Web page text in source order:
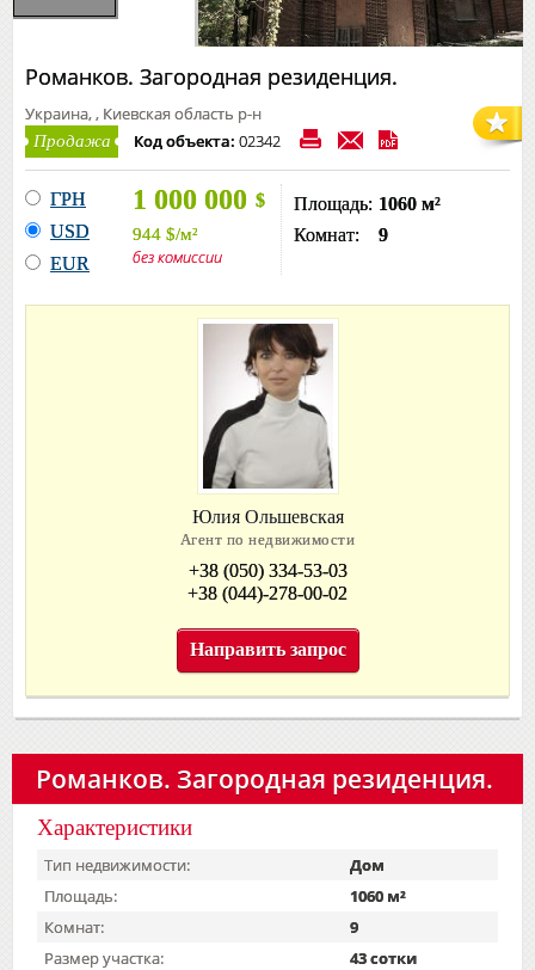
Романков. Загородная резиденция.
Украина, , Киевская область р-н
Продажа Код объекта: 02342
ГРН
USD
EUR
1 000 000 $
944 $/м²
без комиссии
Площадь: 1060 м²
Комнат:
9
Юлия Ольшевская
Агент по недвижимости
+38 (050) 334-53-03
+38 (044)-278-00-02
Направить запрос
Романков. Загородная резиденция.
Характеристики
Тип недвижимости:
Дом
Площадь:
1060 м²
Комнат:
9
Размер участка:
43 сотки